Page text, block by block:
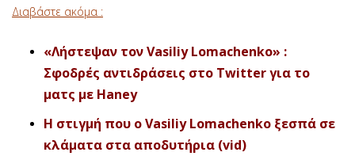
Διαβάστε ακόμα :
«Λήστεψαν τον Vasiliy Lomachenko» :
Σφοδρές αντιδράσεις στο Twitter για το
ματς με Haney
Η στιγμή που ο Vasiliy Lomachenko ξεσπά σε
κλάματα στα αποδυτήρια (vid)